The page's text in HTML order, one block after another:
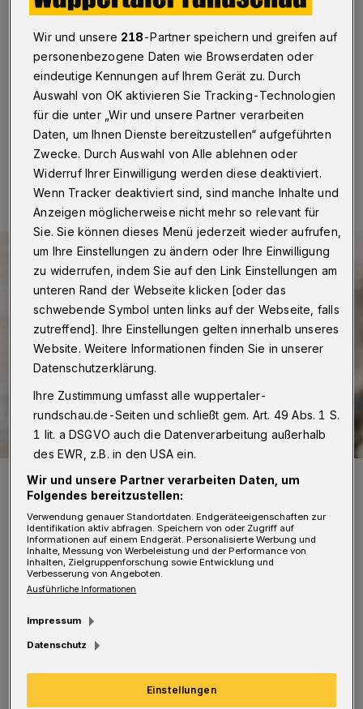
die Landesförderung der ZWAR-Zentralstelle NRW zu
erhalten. Die schwarz-gelbe Landesregierung wolle sie
ab 2020 einstellen, so Thomas Kring, sozialpolitischer
Sprecher der SPD-Ratsfraktion.
12.03.2019 , 14:34 Uhr Eine Minute Lesezeit
Thomas Kring.
Foto: SPD Wuppertal
Detlef-Roderich Roß, SPD-Mitglied im
Seniorenbeirat: „ZWAR, das steht für
‚Zwischen Arbeit und Ruhestand‘. Die
selbstorganisierten, selbstbestimmten ZWAR-
Gruppen für Menschen ab 55 Jahren bilden ein
Wir und unsere 218-Partner speichern und greifen auf
personenbezogene Daten wie Browserdaten oder
eindeutige Kennungen auf Ihrem Gerät zu. Durch
Auswahl von OK aktivieren Sie Tracking-Technologien
für die unter „Wir und unsere Partner verarbeiten
Daten, um Ihnen Dienste bereitzustellen“ aufgeführten
Zwecke. Durch Auswahl von Alle ablehnen oder
Widerruf Ihrer Einwilligung werden diese deaktiviert.
Wenn Tracker deaktiviert sind, sind manche Inhalte und
Anzeigen möglicherweise nicht mehr so relevant für
Sie. Sie können dieses Menü jederzeit wieder aufrufen,
um Ihre Einstellungen zu ändern oder Ihre Einwilligung
zu widerrufen, indem Sie auf den Link Einstellungen am
unteren Rand der Webseite klicken [oder das
schwebende Symbol unten links auf der Webseite, falls
zutreffend]. Ihre Einstellungen gelten innerhalb unseres
Website. Weitere Informationen finden Sie in unserer
Datenschutzerklärung.
Ihre Zustimmung umfasst alle wuppertaler-
rundschau.de-Seiten und schließt gem. Art. 49 Abs. 1 S.
1 lit. a DSGVO auch die Datenverarbeitung außerhalb
des EWR, z.B. in den USA ein.
Wir und unsere Partner verarbeiten Daten, um
Folgendes bereitzustellen:
Verwendung genauer Standortdaten. Endgeräteeigenschaften zur
Identifikation aktiv abfragen. Speichern von oder Zugriff auf
Informationen auf einem Endgerät. Personalisierte Werbung und
Inhalte, Messung von Werbeleistung und der Performance von
Inhalten, Zielgruppenforschung sowie Entwicklung und
Verbesserung von Angeboten.
Ausführliche Informationen
Impressum
Datenschutz
Einstellungen